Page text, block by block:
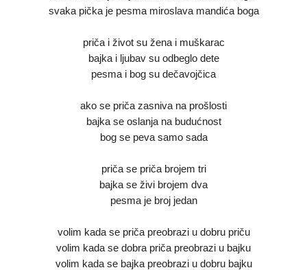
svaka pička je pesma miroslava mandića boga
priča i život su žena i muškarac
bajka i ljubav su odbeglo dete
pesma i bog su dečavojčica
ako se priča zasniva na prošlosti
bajka se oslanja na budućnost
bog se peva samo sada
priča se priča brojem tri
bajka se živi brojem dva
pesma je broj jedan
volim kada se priča preobrazi u dobru priču
volim kada se dobra priča preobrazi u bajku
volim kada se bajka preobrazi u dobru bajku